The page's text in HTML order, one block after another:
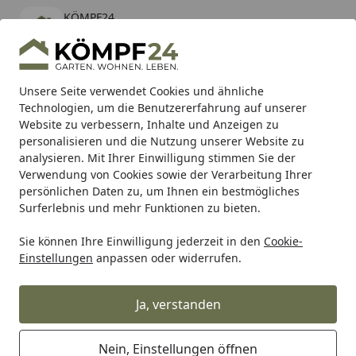
Unsere Seite verwendet Cookies und ähnliche
Technologien, um die Benutzererfahrung auf unserer
Website zu verbessern, Inhalte und Anzeigen zu
personalisieren und die Nutzung unserer Website zu
analysieren. Mit Ihrer Einwilligung stimmen Sie der
Verwendung von Cookies sowie der Verarbeitung Ihrer
persönlichen Daten zu, um Ihnen ein bestmögliches
Surferlebnis und mehr Funktionen zu bieten.
Sie können Ihre Einwilligung jederzeit in den Cookie-
Einstellungen anpassen oder widerrufen.
Ja, verstanden
Nein, Einstellungen öffnen
KÖMPF24
kostenlos - Im App Store
Hotline
Alle Produkte
Mein Konto
Suchen
Karibu Pools inkl. gratis Sandfilteranlage & Pool-
Starterset (Gesamtwert bis 468,99€)
Startseite
Milwaukee Persönliche Schutzausrüstung
Milwaukee Arbeitshandschuhe
Ihre Artikelübersicht